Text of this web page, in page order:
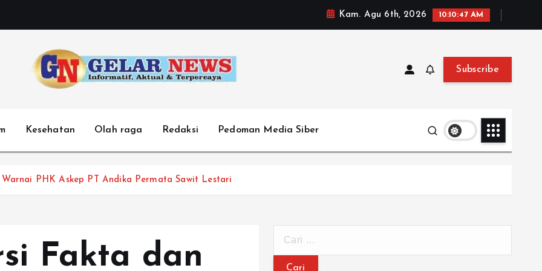
Kam. Agu 6th, 2026 10:10:49 AM
Subscribe
Kesehatan Olah raga Redaksi Pedoman Media Siber
PHK Askep PT Andika Permata Sawit Lestari
Fakta dan